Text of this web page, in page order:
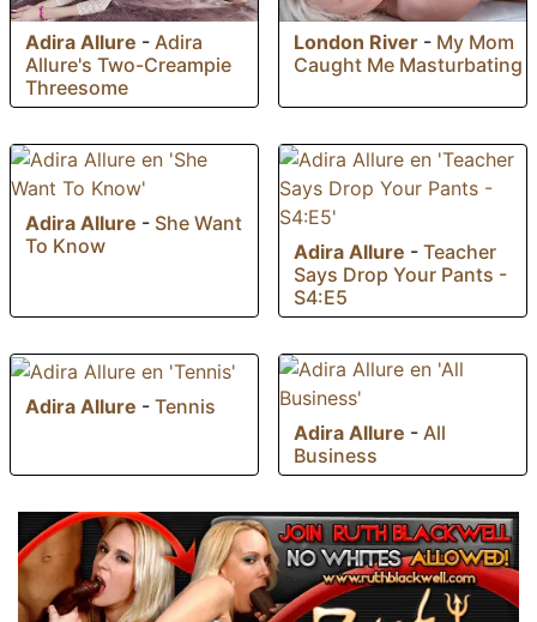
Adira Allure - Adira
Allure's Two-Creampie
Threesome
London River - My Mom
Caught Me Masturbating
Adira Allure - She Want
To Know
Adira Allure - Teacher
Says Drop Your Pants -
S4:E5
Adira Allure - Tennis
Adira Allure - All
Business